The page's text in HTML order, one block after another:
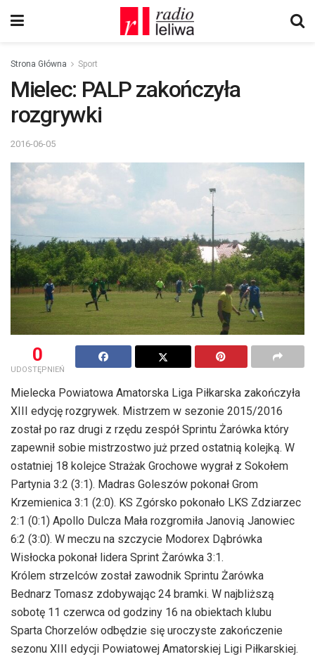
Strona Główna Sport
Mielec: PALP zakończyła
rozgrywki
2016-06-05
0
UDOSTĘPNIEŃ
Mielecka Powiatowa Amatorska Liga Piłkarska zakończyła
XIII edycję rozgrywek. Mistrzem w sezonie 2015/2016
został po raz drugi z rzędu zespół Sprintu Żarówka który
zapewnił sobie mistrzostwo już przed ostatnią kolejką. W
ostatniej 18 kolejce Strażak Grochowe wygrał z Sokołem
Partynia 3:2 (3:1). Madras Goleszów pokonał Grom
Krzemienica 3:1 (2:0). KS Zgórsko pokonało LKS Zdziarzec
2:1 (0:1) Apollo Dulcza Mała rozgromiła Janovią Janowiec
6:2 (3:0). W meczu na szczycie Modorex Dąbrówka
Wisłocka pokonał lidera Sprint Żarówka 3:1.
Królem strzelców został zawodnik Sprintu Żarówka
Bednarz Tomasz zdobywając 24 bramki. W najbliższą
sobotę 11 czerwca od godziny 16 na obiektach klubu
Sparta Chorzelów odbędzie się uroczyste zakończenie
sezonu XIII edycji Powiatowej Amatorskiej Ligi Piłkarskiej.